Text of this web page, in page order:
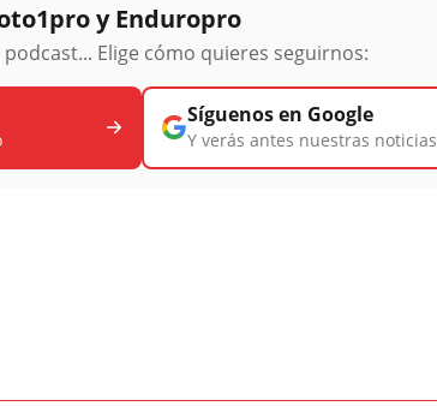
y Enduropro
Elige cómo quieres seguirnos:
Síguenos en Google
Y verás antes nuestras noticias